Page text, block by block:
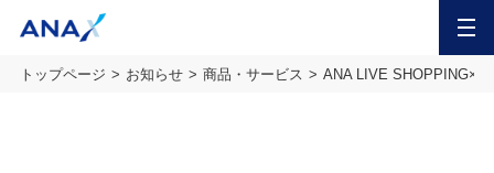
トップページ お知らせ 商品・サービス ANA LIVE SHOPPING×